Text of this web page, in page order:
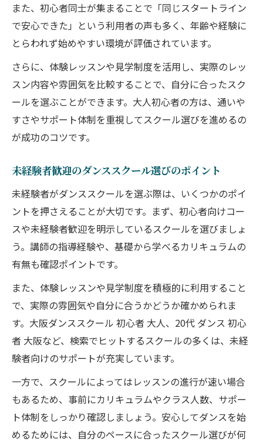
初心者がダンスを趣味にするための心構え
基礎から安心して習うダンスの魅力
ダンススクールで基礎から着実に学ぶ魅力
初心者が安心して通えるダンススクールの
秘密
基礎を重視したダンススクールの選び方
ダンススクールで感じる成長と達成感
み
週1回で上達が目指せる理由とは
ダンススクール週1回でも上達できる学び方
初心者が効率よく成長するダンススクール
活用術
週1回のダンススクールで成果を感じるコツ
ダンススクール継続で得られる上達の実感
週1回ペースで無理なく続けられる理由
また、初心者同士が集まることで「同じスタートライン
で安心できた」という利用者の声も多く、年齢や経験に
とらわれず始めやすい環境が評価されています。
さらに、体験レッスンや見学制度を活用し、実際のレッ
スン内容や雰囲気を比較することで、自分に合ったスク
ールを選ぶことができます。大人初心者の方は、通いや
すさやサポート体制を重視してスクール選びを進めるの
が成功のコツです。
未経験者歓迎のダンススクール選びのポイント
未経験者がダンススクールを選ぶ際は、いくつかのポイ
ントを押さえることが大切です。まず、初心者向けコー
スや未経験者歓迎を明示しているスクールを選びましょ
う。講師の指導経験や、基礎から学べるカリキュラムの
有無も確認ポイントです。
また、体験レッスンや見学制度を積極的に利用すること
で、実際の雰囲気や自分に合うかどうか確かめられま
す。大阪ダンススクール 初心者 大人、20代 ダンス 初心
者 大阪など、検索でヒットするスクールの多くは、未経
験者向けのサポートが充実しています。
一方で、スクールによってはレッスンの進行が速い場合
もあるため、事前にカリキュラムやクラス人数、サポー
ト体制をしっかり確認しましょう。安心してダンスを始
めるためには、自分のペースに合ったスクール選びが何